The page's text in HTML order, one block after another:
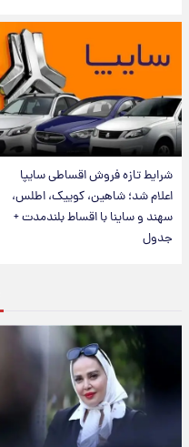
شرایط تازه فروش اقساطی سایپا
اعلام شد؛ شاهین، کوییک، اطلس،
سهند و ساینا با اقساط بلندمدت +
جدول